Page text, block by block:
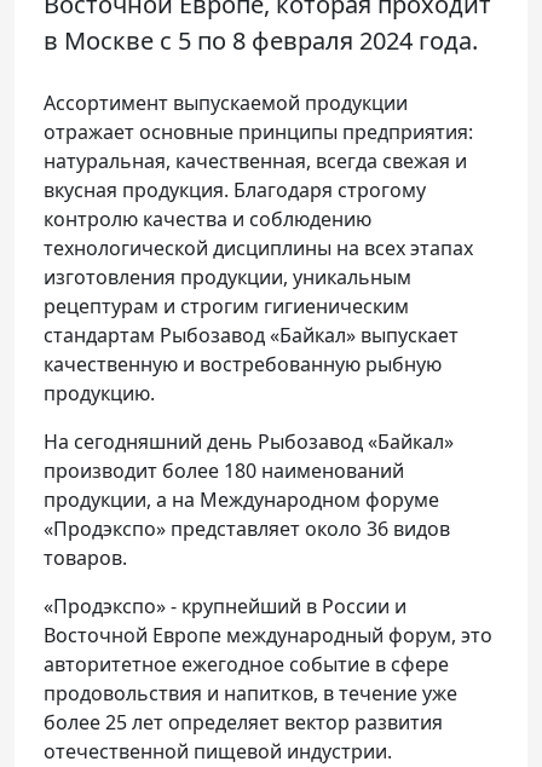
в Москве с 5 по 8 февраля 2024 года.
Ассортимент выпускаемой продукции
отражает основные принципы предприятия:
натуральная, качественная, всегда свежая и
вкусная продукция. Благодаря строгому
контролю качества и соблюдению
технологической дисциплины на всех этапах
изготовления продукции, уникальным
рецептурам и строгим гигиеническим
стандартам Рыбозавод «Байкал» выпускает
качественную и востребованную рыбную
продукцию.
На сегодняшний день Рыбозавод «Байкал»
производит более 180 наименований
продукции, а на Международном форуме
«Продэкспо» представляет около 36 видов
товаров.
«Продэкспо» - крупнейший в России и
Восточной Европе международный форум, это
авторитетное ежегодное событие в сфере
продовольствия и напитков, в течение уже
более 25 лет определяет вектор развития
отечественной пищевой индустрии.